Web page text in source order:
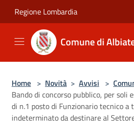
Regione Lombardia
Comune di
Home > Novità > Avvisi >
Bando di concorso pubblico, per soli
di n.1 posto di Funzionario tecnico a
indeterminato da destinare al